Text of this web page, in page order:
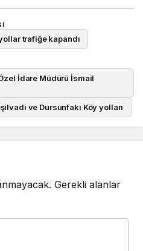
trafiğe kapandı
İdare Müdürü İsmail
ve Dursunfakı Köy yolları
Gerekli alanlar